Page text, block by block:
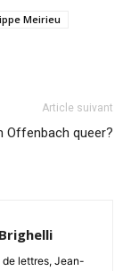
Meirieu
Article suivant
Offenbach queer?
de lettres, Jean-